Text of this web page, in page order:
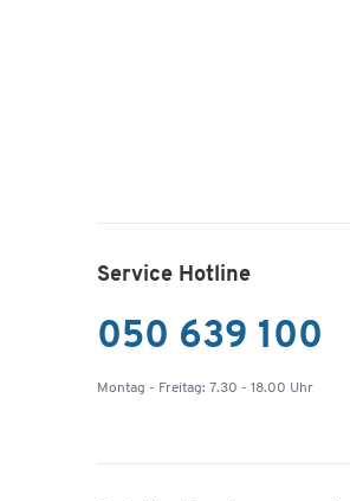
Service Hotline
050 639 100
Montag - Freitag: 7.30 - 18.00 Uhr